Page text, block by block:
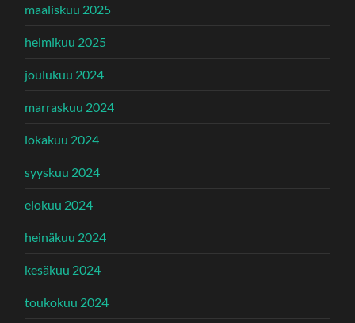
maaliskuu 2025
helmikuu 2025
joulukuu 2024
marraskuu 2024
lokakuu 2024
syyskuu 2024
elokuu 2024
heinäkuu 2024
kesäkuu 2024
toukokuu 2024